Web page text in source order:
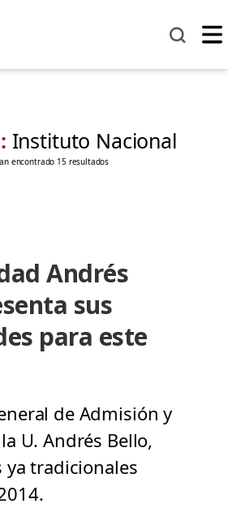
Instituto Nacional
encontrado 15 resultados
Andrés
sus
para este
de Admisión y
U. Andrés Bello,
ya tradicionales